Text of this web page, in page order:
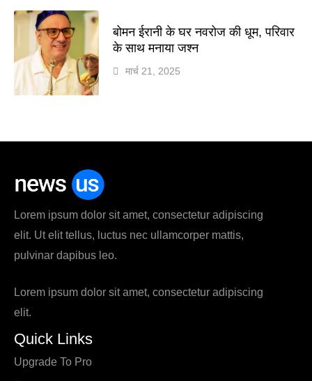
बोमन ईरानी के घर नवरोज की धूम, परिवार
के साथ मनाया जश्न
मार्च 21, 2025
Lorem ipsum dolor sit amet, consectetur adipiscing
elit. Ut elit tellus, luctus nec ullamcorper mattis,
pulvinar dapibus leo.
Lorem ipsum dolor sit amet, consectetur adipiscing
elit.
Quick Links
Upgrade To Pro